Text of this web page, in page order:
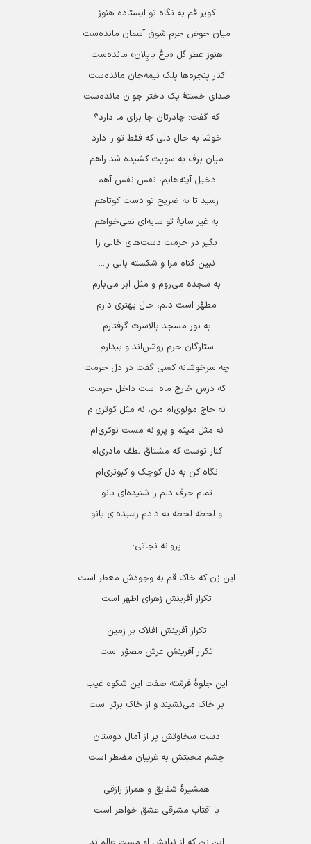
کویر قم به نگاه تو ایستاده هنوز
میان حوض حرم شوق آسمان مانده‌ست
هنوز عطر گل «باغ بابِلان» مانده‌ست
کنار پنجره‌ها پلک نیمه‌جان مانده‌ست
صدای خستۀ یک دختر جوان مانده‌ست
که گفت: چادرتان جا برای ما دارد؟
خوشا به حال دلی که فقط تو را دارد
میان برف به سویت کشیده شد راهم
دخیل آینه‌هایم، نفس نفس آهم
رسید تا به ضریح تو دست کوتاهم
به غیر سایۀ تو سایه‌ای نمی‌خواهم
بگیر در حرمت دست‌های خالی را
نبین گناه مرا و شکسته بالی را...
به سجده می‌روم و مثل ابر می‌بارم
مطهّر است دلم، حال بهتری دارم
به نور مسجد بالاسرت گرفتارم
ستارگان حرم روشن‌اند و بیدارم
چه سرخوشانه کسی گفت در دل حرمت
که درسِ خارج ماه ا‌ست داخل حرمت
نه حاج مولوی‌ام من، نه مثل کوثری‌ام
نه مثل میثم و پروانه مست نوکری‌ام
کنار توست که مشتاق لطف مادری‌ام
نگاه کن به دل کوچک و کبوتری‌ام
تمام حرف دلم را شنیده‌ای بانو
و لحظه لحظه به دادم رسیده‌ای بانو
پروانه نجاتی:
این زن که خاک قم به وجودش معطر است
تکرار آفرینش زهرای اطهر است
تکرار آفرینش افلاک بر زمین
تکرار آفرینش عرش مصوّر است
این جلوۀ فرشته صفت این شکوه غیب
بر خاک می‌نشیند و از خاک برتر است
دست سخاوتش پر از آمال دوستان
چشم محبتش به غریبان مضطر است
همشیرۀ شقایق و همراز رازقی
با آفتاب مشرقی عشق خواهر است